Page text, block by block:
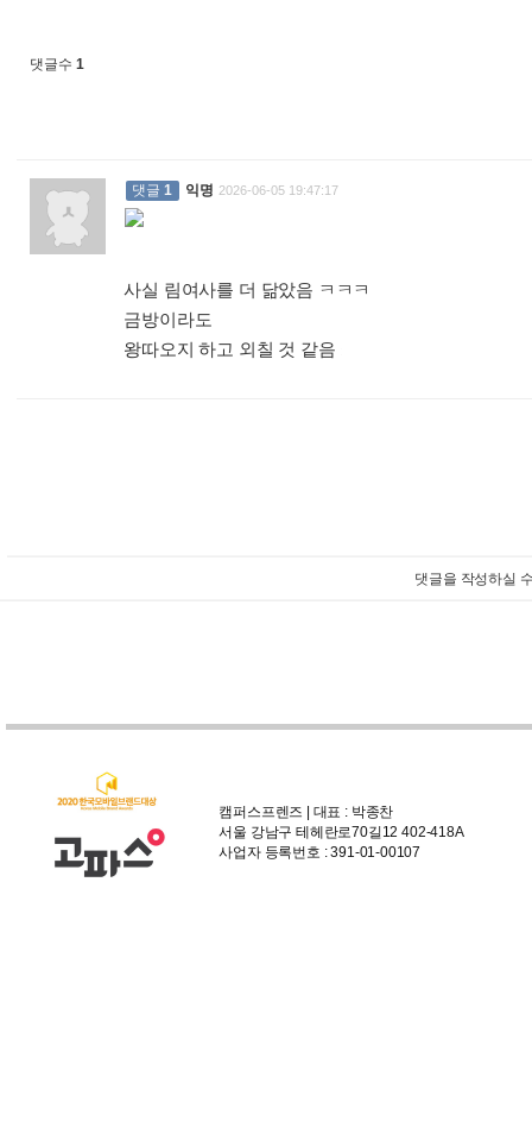
댓글수 1
댓글 1 익명 2026-06-05 19:47:17
사실 림여사를 더 닮았음 ㅋㅋㅋ
금방이라도
왕따오지 하고 외칠 것 같음
댓글을 작성하실
캠퍼스프렌즈 | 대표 : 박종찬
서울 강남구 테헤란로70길12 402-418A
사업자 등록번호 : 391-01-00107